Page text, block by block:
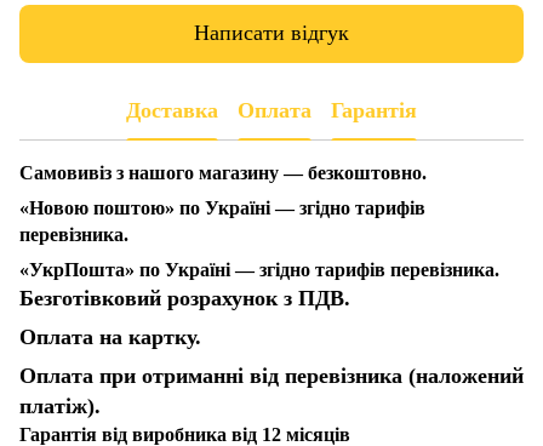
Написати відгук
Доставка Оплата Гарантія
Самовивіз з нашого магазину — безкоштовно.
«Новою поштою» по Україні — згідно тарифів
перевізника.
«УкрПошта» по Україні — згідно тарифів перевізника.
Безготівковий розрахунок з ПДВ.
Оплата на картку.
Оплата при отриманні від перевізника (наложений
платіж).
Гарантія від виробника від 12 місяців